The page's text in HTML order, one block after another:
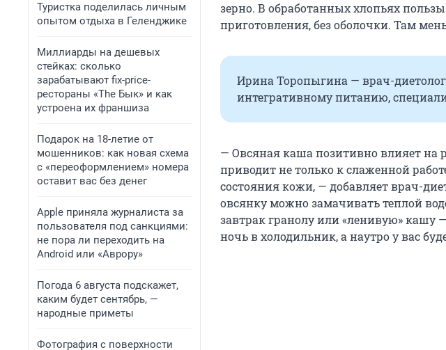
Туристка поделилась личным
опытом отдыха в Геленджике
Миллиарды на дешевых
стейках: сколько
зарабатывают fix-price-
рестораны «The Бык» и как
устроена их франшиза
Подарок на 18-летие от
мошенников: как новая схема
с «переоформлением» номера
оставит вас без денег
Apple приняла журналиста за
пользователя под санкциями:
не пора ли переходить на
Android или «Аврору»
Погода 6 августа подскажет,
каким будет сентябрь, —
народные приметы
Фотография с поверхности
зерно. В обработанных хлопьях
приготовления, без оболочки. Там
Ирина Торопыгина — врач-
интегративному питанию,
— Овсяная каша позитивно влияет на
приводит не только к слаженной
состояния кожи, — добавляет врач-
овсянку можно замачивать теплой
завтрак гранолу или «ленивую» кашу
ночь в холодильник, а наутро у вас